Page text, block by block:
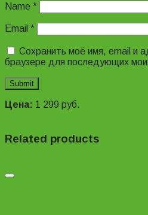
Name *
Email *
Сохранить моё имя, email и
браузере для последующих
Цена: 1 299 руб.
Related products